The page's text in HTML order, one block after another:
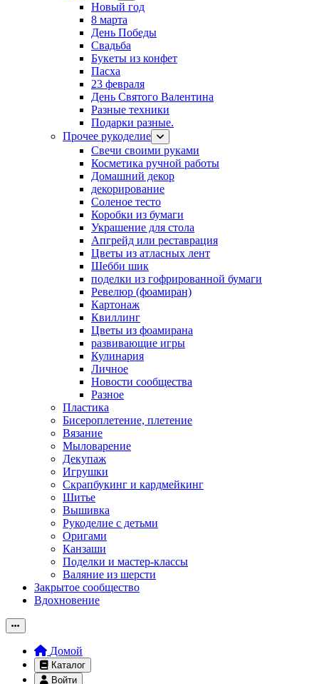
Новый год
8 марта
День Победы
Свадьба
Букеты из конфет
Пасха
23 февраля
День Святого Валентина
Разные техники
Подарки разные.
Прочее рукоделие
Свечи своими руками
Косметика ручной работы
Домашний декор
декорирование
Соленое тесто
Коробки из бумаги
Украшение для стола
Апгрейд или реставрация
Цветы из атласных лент
Шебби шик
поделки из гофрированной бумаги
Ревелюр (фоамиран)
Картонаж
Квиллинг
Цветы из фоамирана
развивающие игры
Кулинария
Личное
Новости сообщества
Разное
Пластика
Бисероплетение, плетение
Вязание
Мыловарение
Декупаж
Игрушки
Скрапбукинг и кардмейкинг
Шитье
Вышивка
Рукоделие с детьми
Оригами
Канзаши
Поделки и мастер-классы
Валяние из шерсти
Закрытое сообщество
Вдохновение
Домой
Каталог
Войти